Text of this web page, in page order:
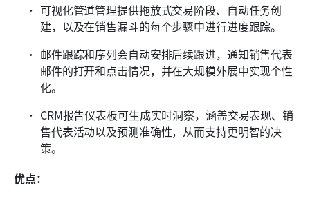
可视化管道管理提供拖放式交易阶段、自动任务创
建，以及在销售漏斗的每个步骤中进行进度跟踪。
邮件跟踪和序列会自动安排后续跟进，通知销售代表
邮件的打开和点击情况，并在大规模外展中实现个性
化。
CRM报告仪表板可生成实时洞察，涵盖交易表现、销
售代表活动以及预测准确性，从而支持更明智的决
策。
优点：